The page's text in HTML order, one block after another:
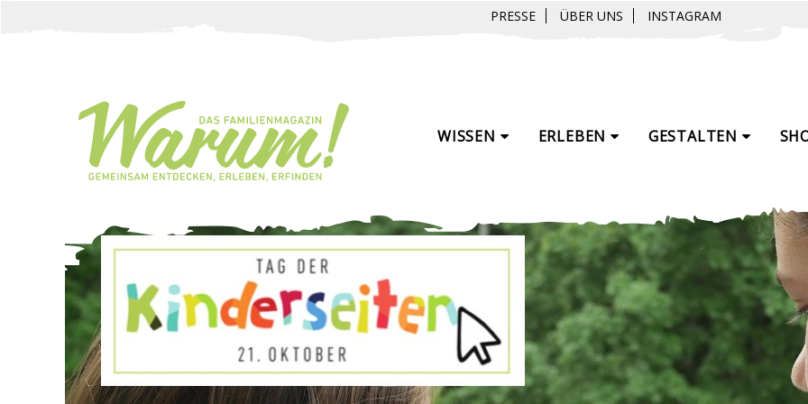
WISSEN ERLEBEN GESTALTEN
PRESSE ÜBER UNS INSTAGRAM